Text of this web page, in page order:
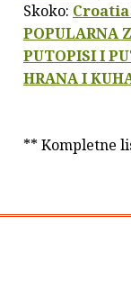
Skoko:
POPULARNA
PUTOPISI I
HRANA I
** Kompletne